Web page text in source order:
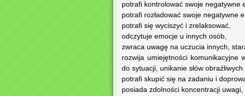
potrafi kontrolować swoje negatywne
potrafi rozładować swoje negatywne
potrafi się wyciszyć i zrelaksować,
odczytuje emocje u innych osób,
zwraca uwagę na uczucia innych,
rozwija umiejętności komunikacyjne
do sytuacji, unikanie słów
potrafi skupić się na zadaniu i
posiada zdolności koncentracji uwagi,